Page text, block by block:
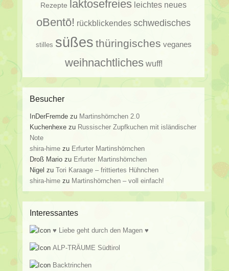
Rezepte laktosefreies leichtes neues
oBentō! rückblickendes schwedisches
stilles süßes thüringisches veganes
weihnachtliches wuff!
Besucher
InDerFremde zu Martinshörnchen 2.0
Kuchenhexe zu Russischer Zupfkuchen mit isländischer
Note
shira-hime zu Erfurter Martinshörnchen
Droß Mario zu Erfurter Martinshörnchen
Nigel zuTori Karaage – frittiertes Hühnchen
shira-hime zu Martinshörnchen – voll einfach!
Interessantes
♥ Liebe geht durch den Magen ♥
ALP-TRÄUME Südtirol
Backtrinchen